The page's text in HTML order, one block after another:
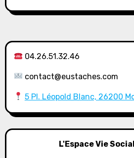
04.26.51.32.46
contact@eustaches.com
5 Pl. Léopold Blanc, 26200
L'Espace Vie